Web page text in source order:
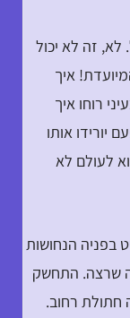
זה לא יכול
איך
רוחו איך
אותו
לעולם לא
בפניה הנחושות
שרצה. התחשק
חתולת רחוב.